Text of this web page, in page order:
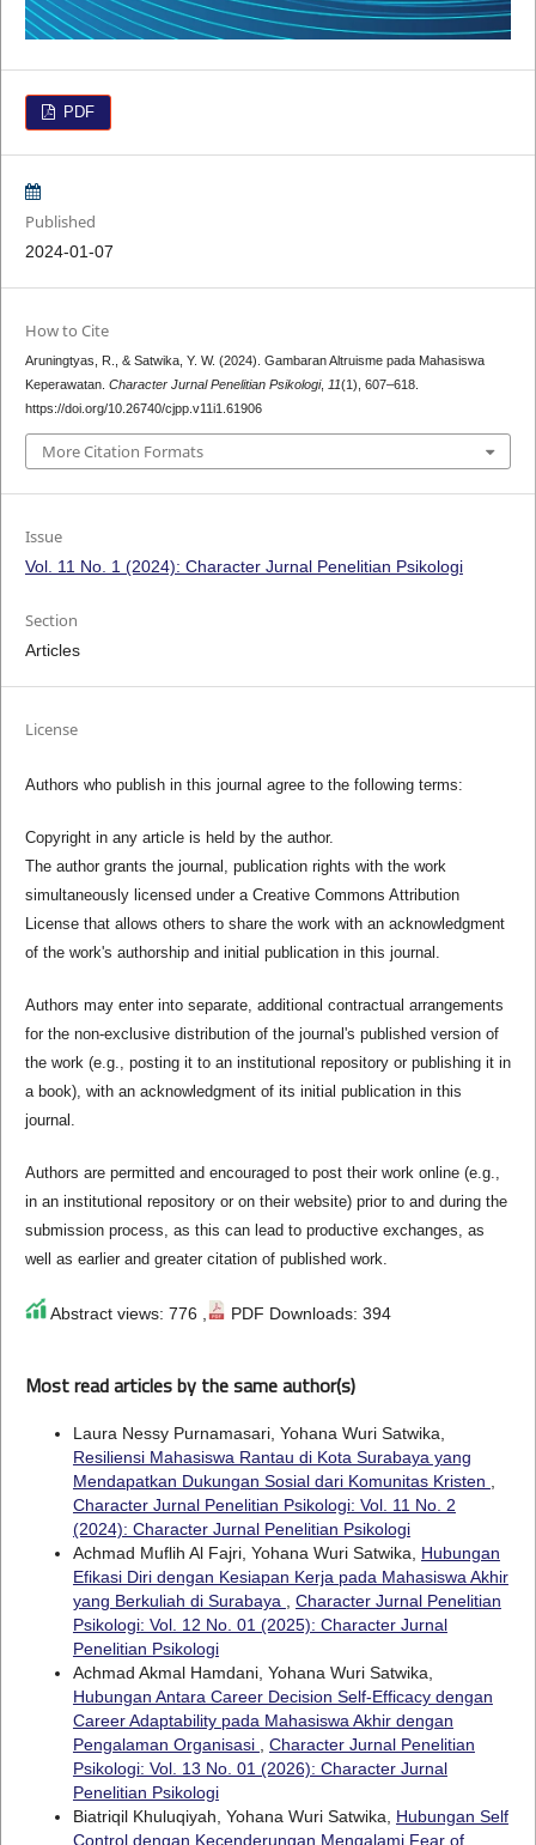
PDF
Published
2024-01-07
How to Cite
Aruningtyas, R., & Satwika, Y. W. (2024). Gambaran Altruisme pada Mahasiswa
Keperawatan. Character Jurnal Penelitian Psikologi, 11(1), 607–618.
https://doi.org/10.26740/cjpp.v11i1.61906
More Citation Formats
Issue
Vol. 11 No. 1 (2024): Character Jurnal Penelitian Psikologi
Section
Articles
License
Authors who publish in this journal agree to the following terms:
Copyright in any article is held by the author.
The author grants the journal, publication rights with the work
simultaneously licensed under a Creative Commons Attribution
License that allows others to share the work with an acknowledgment
of the work's authorship and initial publication in this journal.
Authors may enter into separate, additional contractual arrangements
for the non-exclusive distribution of the journal's published version of
the work (e.g., posting it to an institutional repository or publishing it in
a book), with an acknowledgment of its initial publication in this
journal.
Authors are permitted and encouraged to post their work online (e.g.,
in an institutional repository or on their website) prior to and during the
submission process, as this can lead to productive exchanges, as
well as earlier and greater citation of published work.
Abstract views: 776 , PDF Downloads: 394
Most read articles by the same author(s)
Laura Nessy Purnamasari, Yohana Wuri Satwika,
Resiliensi Mahasiswa Rantau di Kota Surabaya yang
Mendapatkan Dukungan Sosial dari Komunitas Kristen
Character Jurnal Penelitian Psikologi: Vol. 11 No. 2
(2024): Character Jurnal Penelitian Psikologi
Achmad Muflih Al Fajri, Yohana Wuri Satwika, Hubungan
Efikasi Diri dengan Kesiapan Kerja pada Mahasiswa Akhir
yang Berkuliah di Surabaya
Character Jurnal Penelitian
Psikologi: Vol. 12 No. 01 (2025): Character Jurnal
Penelitian Psikologi
Achmad Akmal Hamdani, Yohana Wuri Satwika,
Hubungan Antara Career Decision Self-Efficacy dengan
Career Adaptability pada Mahasiswa Akhir dengan
Pengalaman Organisasi
Character Jurnal Penelitian
Psikologi: Vol. 13 No. 01 (2026): Character Jurnal
Penelitian Psikologi
Biatriqil Khuluqiyah, Yohana Wuri Satwika, Hubungan Self
Control dengan Kecenderungan Mengalami Fear of